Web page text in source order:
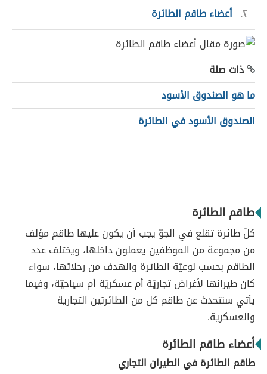
٢ أعضاء طاقم الطائرة
ذات صلة
ما هو الصندوق الأسود
الصندوق الأسود في الطائرة
طاقم الطائرة
كلّ طائرة تقلع في الجوّ يجب أن يكون عليها طاقم مؤلف
من مجموعة من الموظفين يعملون داخلها، ويختلف عدد
الطاقم بحسب نوعيّة الطائرة والهدف من رحلاتها، سواء
كان طيرانها لأغراض تجاريّة أم عسكريّة أم سياحيّة، وفيما
يأتي سنتحدث عن طاقم كل من الطائرتين التجارية
والعسكرية.
أعضاء طاقم الطائرة
طاقم الطائرة في الطيران التجاري